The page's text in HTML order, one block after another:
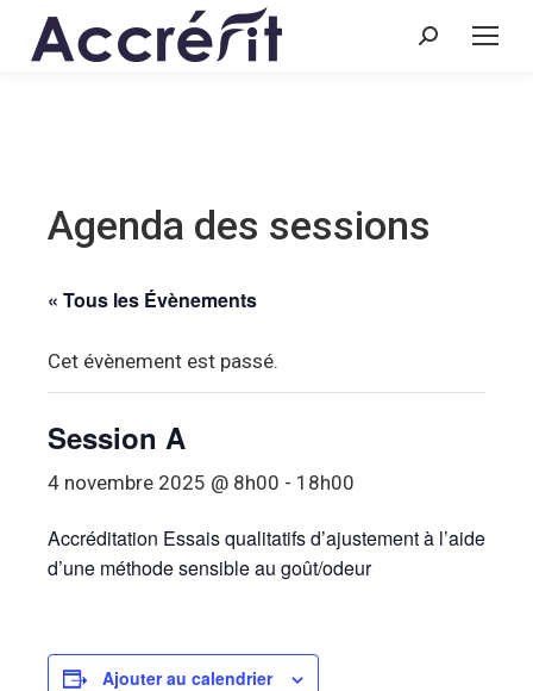
Recherche
Agenda des sessions
« Tous les Évènements
Cet évènement est passé.
Session A
4 novembre 2025 @ 8h00 - 18h00
Accréditation Essais qualitatifs d’ajustement à l’aide
d’une méthode sensible au goût/odeur
Ajouter au calendrier